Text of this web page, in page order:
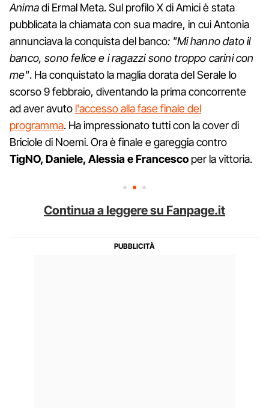
Animadi Ermal Meta. Sul profilo X di Amici è stata
pubblicata la chiamata con sua madre, in cui Antonia
annunciava la conquista del banco: "Mi hanno dato il
banco, sono felice e i ragazzi sono troppo carini con
me". Ha conquistato la maglia dorata del Serale lo
scorso 9 febbraio, diventando la prima concorrente
ad aver avuto l'accesso alla fase finale del
programma. Ha impressionato tutti con la cover di
Briciole di Noemi. Ora è finale e gareggia contro
TigNO, Daniele, Alessia e Francesco per la vittoria.
Continua a leggere su Fanpage.it